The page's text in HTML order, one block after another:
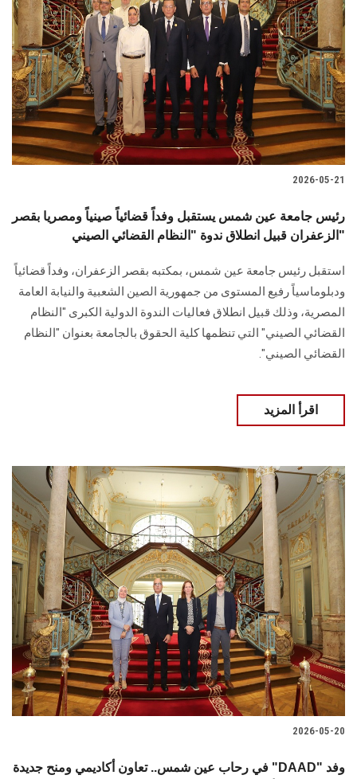
2026-05-21
رئيس جامعة عين شمس يستقبل وفداً قضائياً صينياً ومصريا بقصر
الزعفران قبيل انطلاق ندوة "النظام القضائي الصيني"
استقبل رئيس جامعة عين شمس، بمكتبه بقصر الزعفران، وفداً قضائياً
ودبلوماسياً رفيع المستوى من جمهورية الصين الشعبية والنيابة العامة
المصرية، وذلك قبيل انطلاق فعاليات الندوة الدولية الكبرى "النظام
القضائي الصيني" التي تنظمها كلية الحقوق بالجامعة بعنوان "النظام
القضائي الصيني".
اقرأ المزيد
2026-05-20
في رحاب عين شمس.. تعاون أكاديمي ومنح جديدة "DAAD" وفد